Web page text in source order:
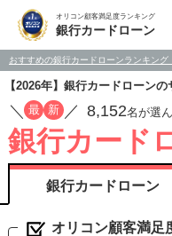
オリコン顧客満足度ランキング
銀行カードローン
おすすめの銀行カードローンランキング
【2026年】銀行カードローン
／ 最 新 ／ 8,152名が選
銀行カード
銀行カードローン
オリコン顧客満足